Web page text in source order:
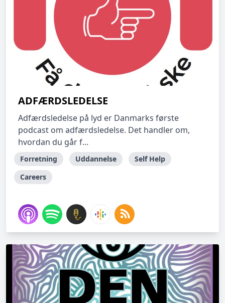
ADFÆRDSLEDELSE
Adfærdsledelse på lyd er Danmarks første
podcast om adfærdsledelse. Det handler om,
hvordan du går f...
Forretning Uddannelse
Self Help
Careers